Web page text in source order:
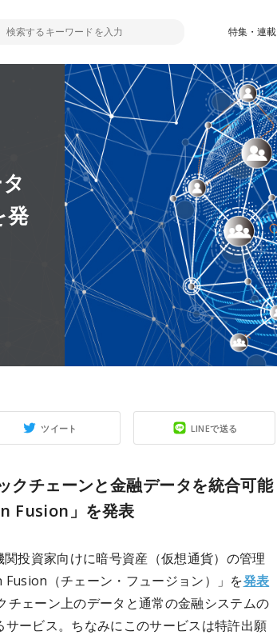
特集・連載
発
ツイート LINEで送る
クチェーンと金融データを統合可能
Fusion」を発表
投資家向けに暗号資産（仮想通貨）の管理
（チェーン・フュージョン）」を発表
チェーン上のデータと通常の金融システムの
ービス。ちなみにこのサービスは特許出願